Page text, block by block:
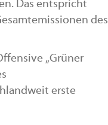
Das entspricht
des
„Grüner
erste